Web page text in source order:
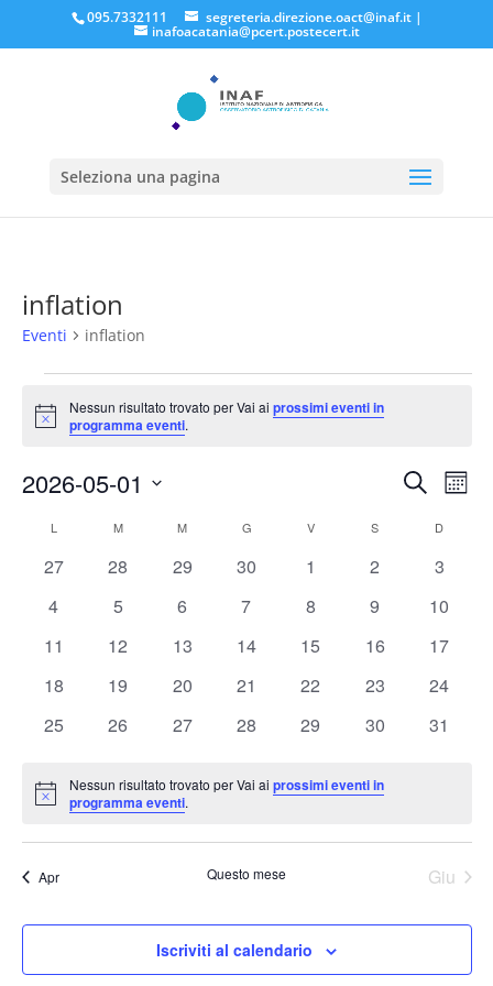
095.7332111 segreteria.direzione.oact@inaf.it|
inafoacatania@pcert.postecert.it
Seleziona una pagina
inflation
Eventi inflation
Eventi
Notice
Nessun risultato trovato per Vai aiprossimi eventi in
programma eventi.
Eventi
viste
CercaMese
2026-05-01
data.
Calendario
di
L MMARTEDÌ M MERCOLEDÌ
G VVENERDÌ S D
0
27
0
28
0
29
0
30
0
1
0
2
0
3
0
4
0
5
0
6
0
7
0
8
0
9
0
10
0
11
0
12
0
13
0
14
0
15
0
16
0
17
0
18
0
19
0
20
0
21
0
22
0
23
0
24
0
25
0
26
0
27
0
28
0
29
0
30
0
31
Notice
Nessun risultato trovato per Vai aiprossimi eventi in
programma eventi.
Apr Questo mese Giu
Iscriviti al calendario